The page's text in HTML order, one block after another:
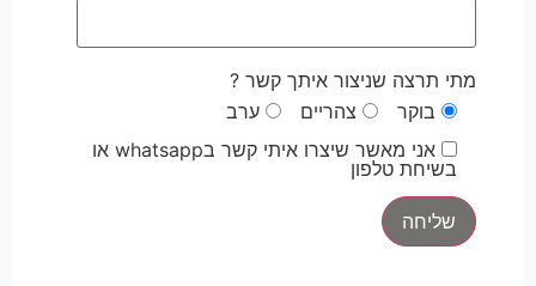
מתי תרצה שניצור איתך קשר ?
בוקר
צהריים
ערב
אני מאשר שיצרו איתי קשר בwhatsapp או
בשיחת טלפון